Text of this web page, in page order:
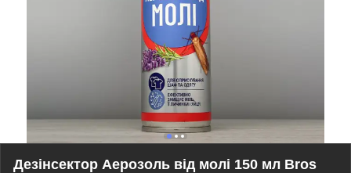
Дезінсектор Аерозоль від молі 150 мл Bros